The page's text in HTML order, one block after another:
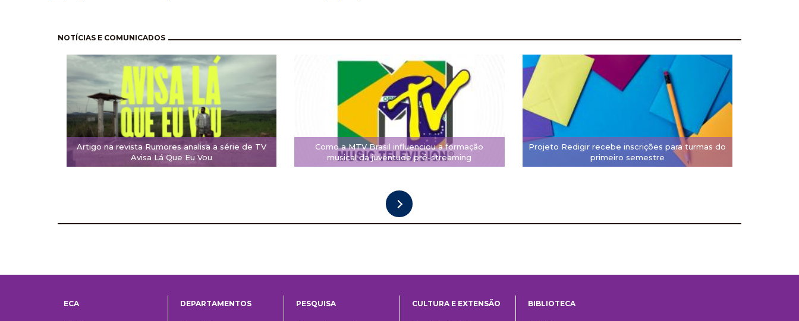
NOTÍCIAS E COMUNICADOS
Artigo na revista Rumores analisa a série de TV
Avisa Lá Que Eu Vou
Como a MTV Brasil influenciou a formação
musical da juventude pré-streaming
Projeto Redigir recebe inscrições para turmas do
primeiro semestre
Pagination
ECA DEPARTAMENTOS PESQUISA CULTURA E EXTENSÃO BIBLIOTECA